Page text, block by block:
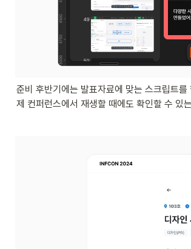
준비 후반기에는 발표자료에 맞는 스크립트
제 컨퍼런스에서 재생할 때에도 확인할 수 있